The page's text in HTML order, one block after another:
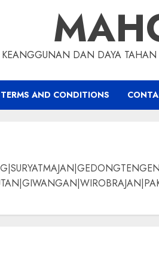
KEANGGUNAN DAN DAYA
TERMS AND CONDITIONS